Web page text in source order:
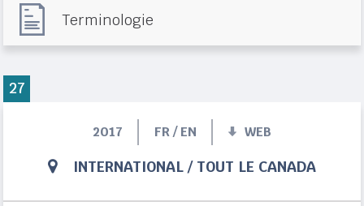
Terminologie
2017 FR / EN WEB
INTERNATIONAL / TOUT LE CANADA
27